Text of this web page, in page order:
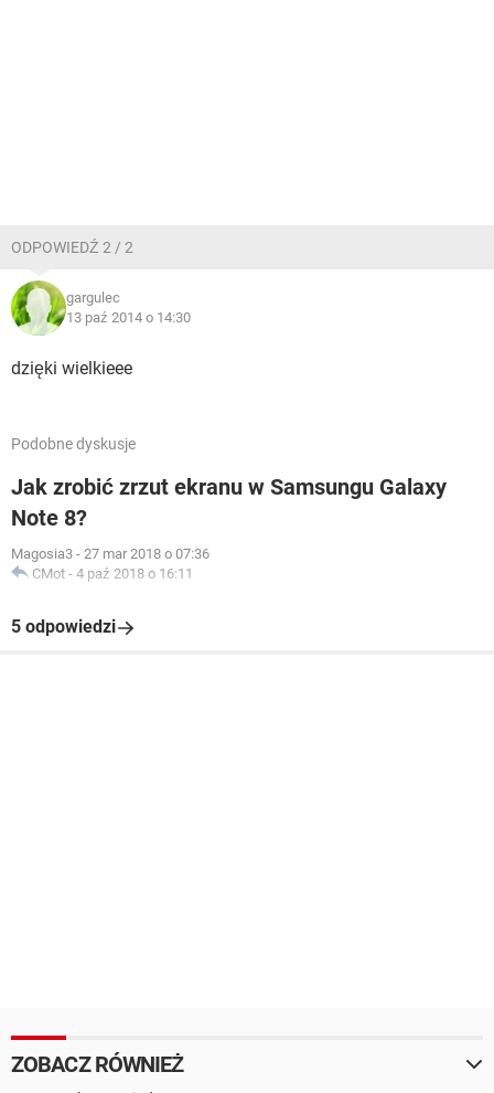
ODPOWIEDŹ 2 / 2
gargulec
13 paź 2014 o 14:30
dzięki wielkieee
Podobne dyskusje
Jak zrobić zrzut ekranu w Samsungu Galaxy
Note 8?
Magosia3 - 27 mar 2018 o 07:36
CMot - 4 paź 2018 o 16:11
5 odpowiedzi
ZOBACZ RÓWNIEŻ